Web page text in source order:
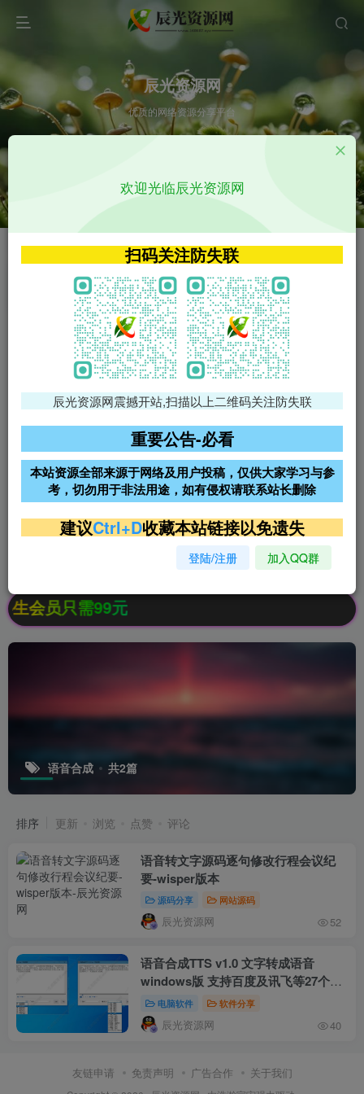
辰光资源网
优质的网络资源分享平台
VIP特权介绍 APP源码
VIP特权介绍
火
VIP特权介绍
影视源码
影视源码
免费领支付宝红包
腾讯轻量4核4G3M服务器38元/
阿里云2核2G200M服务器68元/
年
雨云高防免备案服务器
超低价文字广告位招租 超低价文字广告位招租
超低价文字广告位招租
会员只需99元
语音合成 共2篇
排序 更新 浏览 点赞 评论
语音转文字源码逐句修改行程会议纪
要-wisper版本
源码分享 网站源码
辰光资源网 52
语音合成TTS v1.0 文字转成语音
windows版 支持百度及讯飞等27个语
音角色
电脑软件 软件分享
辰光资源网 40
友链申请 免责声明 广告合作 关于我们
欢迎光临辰光资源网
扫码关注防失联
辰光资源网震撼开站,扫描以上二维码关注防失联
重要公告-必看
本站资源全部来源于网络及用户投稿，仅供大家学习与参
考，切勿用于非法用途，如有侵权请联系站长删除
建议Ctrl+D收藏本站链接以免遗失
登陆/注册 加入QQ群